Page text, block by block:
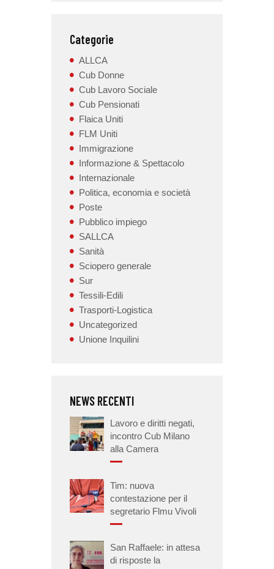
Categorie
ALLCA
Cub Donne
Cub Lavoro Sociale
Cub Pensionati
Flaica Uniti
FLM Uniti
Immigrazione
Informazione & Spettacolo
Internazionale
Politica, economia e società
Poste
Pubblico impiego
SALLCA
Sanità
Sciopero generale
Sur
Tessili-Edili
Trasporti-Logistica
Uncategorized
Unione Inquilini
NEWS RECENTI
Lavoro e diritti negati,
incontro Cub Milano
alla Camera
Tim: nuova
contestazione per il
segretario Flmu Vivoli
San Raffaele: in attesa
di risposte la